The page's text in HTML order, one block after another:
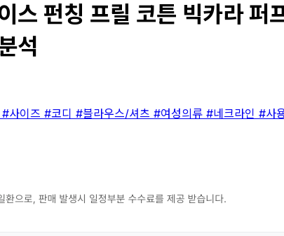
스 펀칭 프릴 코튼 빅카라
석
#사이즈 #코디 #블라우스/셔츠 #여성의류 #네크라인 #사